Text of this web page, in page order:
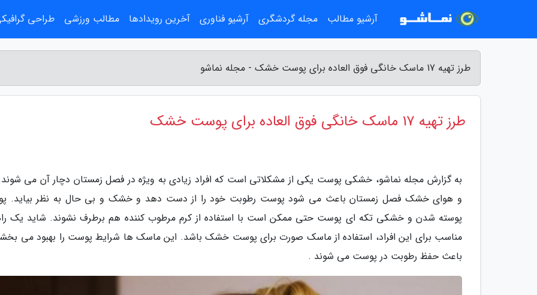
طرز تهیه 17 ماسک خانگی فوق العاده برای پوست خشک - مجله نماشو
طرز تهیه 17 ماسک خانگی فوق العاده برای پوست خشک
به گزارش مجله نماشو، خشکی پوست یکی از مشکلاتی است که افراد زیادی به ویژه در فصل زمستان دچار آن می
و هوای خشک فصل زمستان باعث می شود پوست رطوبت خود را از دست دهد و خشک و بی حال به نظر بیاید.
پوسته شدن و خشکی تکه ای پوست حتی ممکن است با استفاده از کرم مرطوب کننده هم برطرف نشوند. شاید یک
مناسب برای این افراد، استفاده از ماسک صورت برای پوست خشک باشد. این ماسک ها شرایط پوست را بهبود می
باعث حفظ رطوبت در پوست می شوند .
آرشیو مطالب مجله گردشگری آرشیو فناوری آخرین رویدادها مطالب ورزشی طراحی